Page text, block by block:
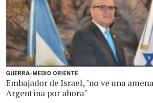
GUERRA-MEDIO ORIENTE
Embajador de Israel, "no ve una
Argentina por ahora"